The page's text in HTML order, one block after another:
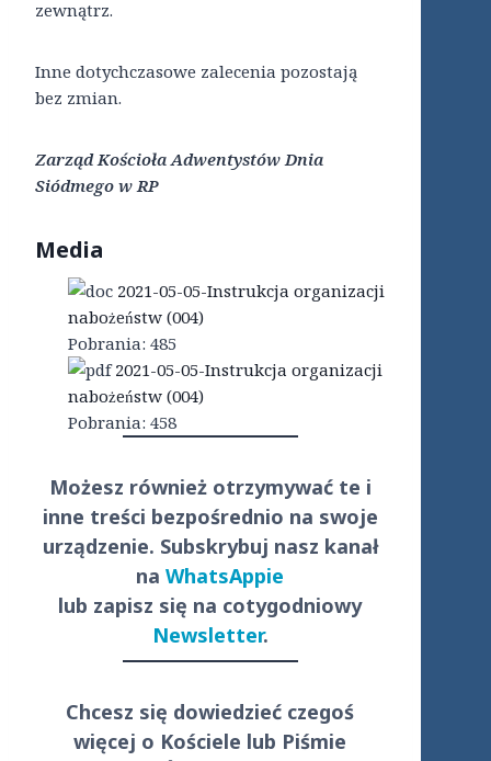
zewnątrz.
Inne dotychczasowe zalecenia pozostają
bez zmian.
Zarząd Kościoła Adwentystów Dnia
Siódmego w RP
Media
2021-05-05-Instrukcja organizacji
nabożeństw (004)
Pobrania: 485
2021-05-05-Instrukcja organizacji
nabożeństw (004)
Pobrania: 458
Możesz również otrzymywać te i
inne treści bezpośrednio na swoje
urządzenie. Subskrybuj nasz kanał
naWhatsAppie
lub zapisz się na cotygodniowy
Newsletter.
Chcesz się dowiedzieć czegoś
więcej o Kościele lub Piśmie